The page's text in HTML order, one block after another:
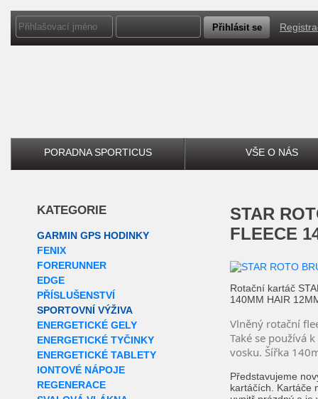
PORADNA SPORTICUS VŠE O NÁS
KATEGORIE
GARMIN GPS HODINKY
FENIX
FORERUNNER
EDGE
PŘÍSLUŠENSTVÍ
SPORTOVNÍ VÝŽIVA
ENERGETICKÉ GELY
ENERGETICKÉ TYČINKY
ENERGETICKÉ TABLETY
IONTOVÉ NÁPOJE
REGENERACE
STAR ROTO BRUSH WOOL
FLEECE
Rotační kartáč
140MM HAIR
Vlněný rotační
Také se používá
vosku. Šířka
Představujeme
kartáčích. Kartáče